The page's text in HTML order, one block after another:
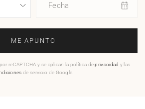
Fecha
ME APUNTO
reCAPTCHA y se aplican la política deprivacidad y las
de servicio de Google.